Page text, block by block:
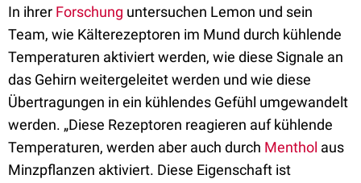
In ihrer Forschung untersuchen Lemon und sein
Team, wie Kälterezeptoren im Mund durch kühlende
Temperaturen aktiviert werden, wie diese Signale an
das Gehirn weitergeleitet werden und wie diese
Übertragungen in ein kühlendes Gefühl umgewandelt
werden. „Diese Rezeptoren reagieren auf kühlende
Temperaturen, werden aber auch durch Menthol aus
Minzpflanzen aktiviert. Diese Eigenschaft ist